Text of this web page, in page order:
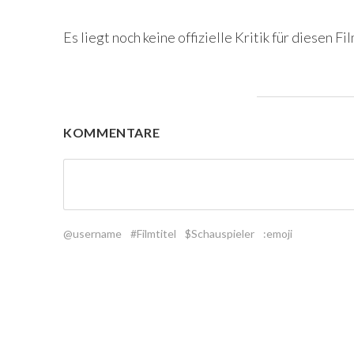
Es liegt noch keine offizielle Kritik für diesen
KOMMENTARE
@username #Filmtitel $Schauspieler :emoji